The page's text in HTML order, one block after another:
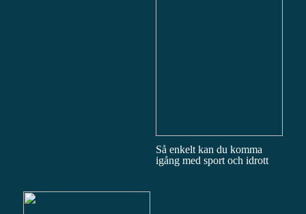
Så enkelt kan du komma
igång med sport och idrott